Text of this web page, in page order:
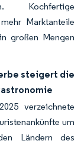
Kochfertige
Marktanteile
großen Mengen
steigert die
verzeichnete
um
Ländern des